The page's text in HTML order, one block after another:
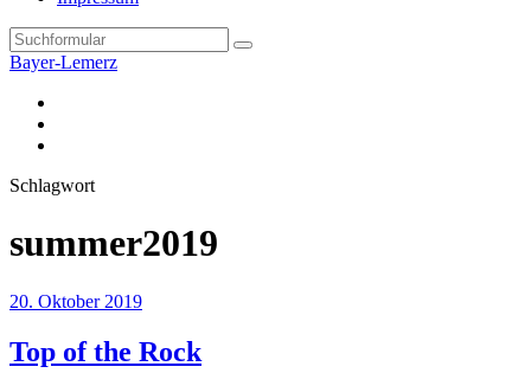
Search
Bayer-Lemerz
Schlagwort
summer2019
20. Oktober 2019
Top of the Rock